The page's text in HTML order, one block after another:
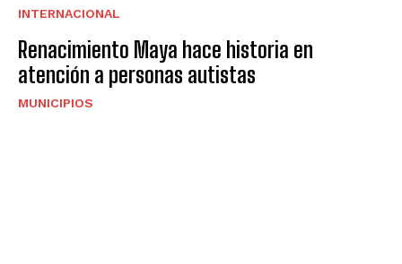
INTERNACIONAL
Renacimiento Maya hace historia en
atención a personas autistas
MUNICIPIOS